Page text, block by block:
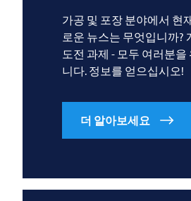
가공 및 포장 분야에서 현
로운 뉴스는 무엇입니까?
도전 과제 - 모두 여러분
니다. 정보를 얻으십시오!
더 알아보세요